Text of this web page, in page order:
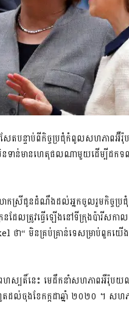
ន្ទាប់ពីកិច្ចប្រជុំកំពូលសហភាពអ៊ឺរ៉ុប
មិនទាន់មានហេតុផលណាមួយដើម្បីដក
កស្រីជូនដំណឹងដល់អ្នកចូលរួមកិច្ចប្
ែលត្រូវធ្វើឡើងនៅទីក្រុងប៉ារីសកា
“ មិនគ្រប់គ្រាន់ទេសម្រាប់ពួកយើង
ហស្បតិ៍នេះ មេដឹកនាំសហភាពអឺរ៉ុបយ
ដល់ចុងខែកក្កដាឆ្នាំ ២០២០ ។ សហ